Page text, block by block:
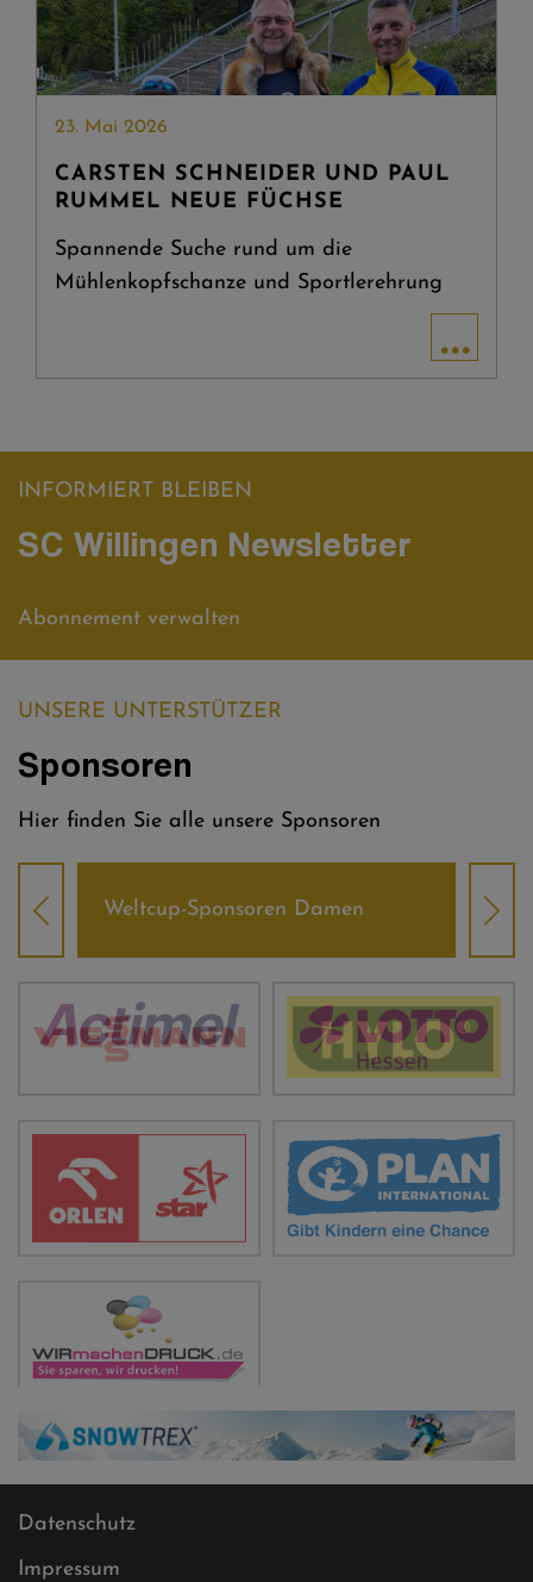
23. Mai 2026
CARSTEN SCHNEIDER UND PAUL
RUMMEL NEUE FÜCHSE
Spannende Suche rund um die
Mühlenkopfschanze und Sportlerehrung
...
INFORMIERT BLEIBEN
SC Willingen Newsletter
Abonnement verwalten
UNSERE UNTERSTÜTZER
Sponsoren
Hier finden Sie alle unsere Sponsoren
Weltcup-Sponsoren Damen
Datenschutz